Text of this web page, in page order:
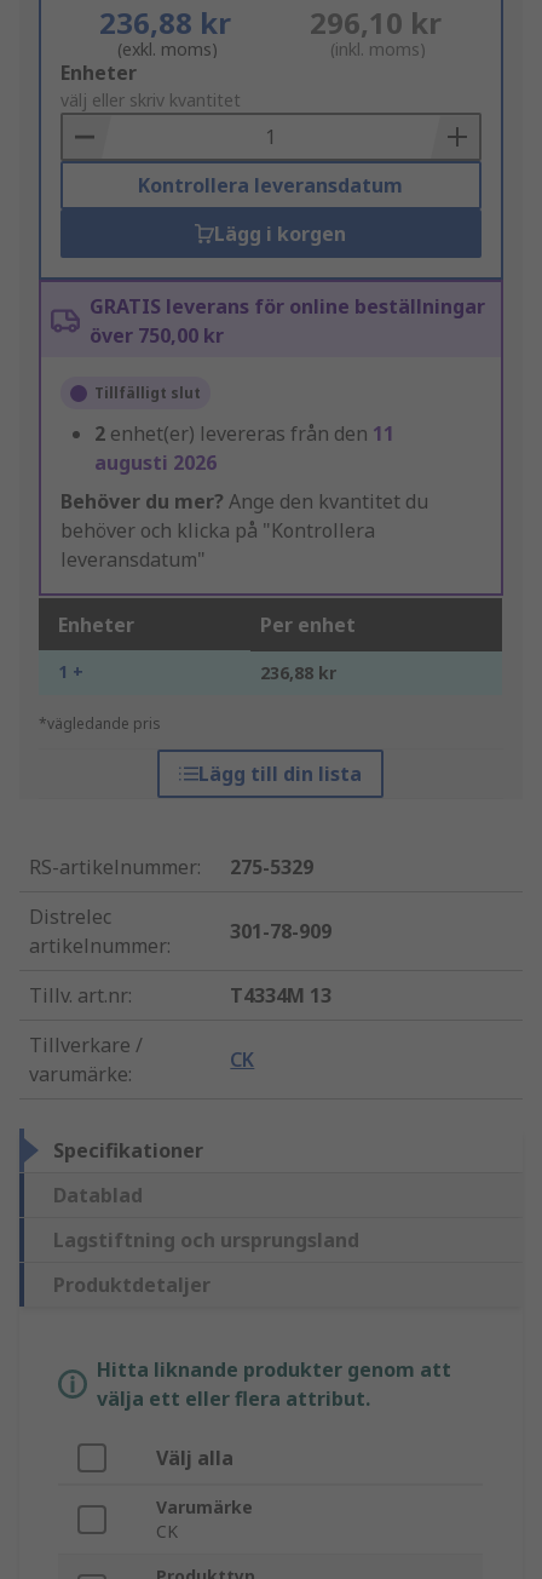
236,88 kr
(exkl. moms)
296,10 kr
(inkl. moms)
Add
to
Basket
Enheter
välj eller skriv kvantitet
Kontrollera leveransdatum
Lägg i korgen
GRATIS leverans för online beställningar
över 750,00 kr
Tillfälligt slut
2 enhet(er) levereras från den 11
augusti 2026
Behöver du mer? Ange den kvantitet du
behöver och klicka på "Kontrollera
leveransdatum"
Enheter Per enhet
1 + 236,88 kr
*vägledande pris
Lägg till din lista
RS-artikelnummer:
275-5329
Distrelec
artikelnummer:
301-78-909
Tillv. art.nr:
T4334M 13
Tillverkare /
varumärke:
CK
Specifikationer
Datablad
Lagstiftning och ursprungsland
Produktdetaljer
Hitta liknande produkter genom att
välja ett eller flera attribut.
Välj alla
Varumärke
CK